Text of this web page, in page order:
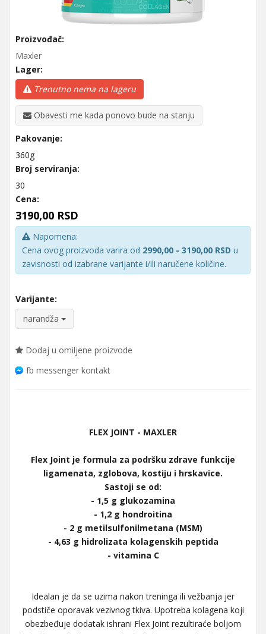
Proizvođač:
Maxler
Lager:
Trenutno nema na lageru
Obavesti me kada ponovo bude na stanju
Pakovanje:
360g
Broj serviranja:
30
Cena:
3190,00 RSD
Napomena:
Cena ovog proizvoda varira od 2990,00 - 3190,00 RSD u
zavisnosti od izabrane varijante i/ili naručene količine.
Varijante:
narandža
Dodaj u omiljene proizvode
fb messenger kontakt
FLEX JOINT - MAXLER
Flex Joint je formula za podršku zdrave funkcije
ligamenata, zglobova, kostiju i hrskavice.
Sastoji se od:
- 1,5 g glukozamina
- 1,2 g hondroitina
- 2 g metilsulfonilmetana (MSM)
- 4,63 g hidrolizata kolagenskih peptida
- vitamina C
Idealan je da se uzima nakon treninga ili vežbanja jer
podstiče oporavak vezivnog tkiva. Upotreba kolagena koji
obezbeđuje dodatak ishrani Flex Joint rezultiraće boljom